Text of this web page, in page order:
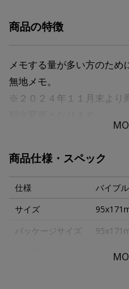
商品の特徴
メモする量が多い方のた
無地メモ。
※２０２４年１１月末より
商品仕様・スペック
仕様
バイブル
サイズ
パッケージサイズ
111g